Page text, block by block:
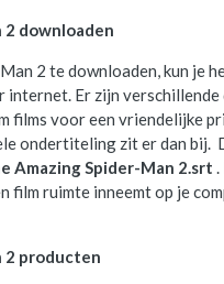
2 downloaden
2 te downloaden, kun je
internet. Er zijn verschillende
films voor een vriendelijke
ondertiteling zit er dan bij.
Amazing Spider-Man 2.srt
film ruimte inneemt op je
2 producten